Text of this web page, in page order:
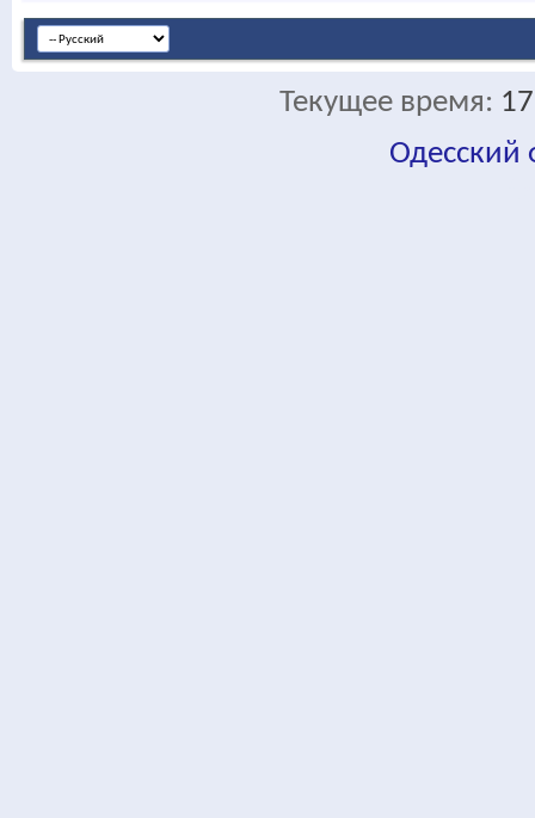
Текущее время:
Одесский